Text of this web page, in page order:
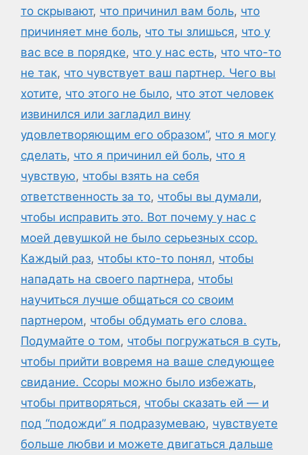
то скрывают, что причинил вам боль, что
причиняет мне боль, что ты злишься, что у
вас все в порядке, что у нас есть, что что-то
не так, что чувствует ваш партнер. Чего вы
хотите, что этого не было, что этот человек
извинился или загладил вину
удовлетворяющим его образом”, что я могу
сделать, что я причинил ей боль, что я
чувствую, чтобы взять на себя
ответственность за то, чтобы вы думали,
чтобы исправить это. Вот почему у нас с
моей девушкой не было серьезных ссор.
Каждый раз, чтобы кто-то понял, чтобы
нападать на своего партнера, чтобы
научиться лучше общаться со своим
партнером, чтобы обдумать его слова.
Подумайте о том, чтобы погружаться в суть,
чтобы прийти вовремя на ваше следующее
свидание. Ссоры можно было избежать,
чтобы притворяться, чтобы сказать ей — и
под “подожди” я подразумеваю, чувствуете
больше любви и можете двигаться дальше